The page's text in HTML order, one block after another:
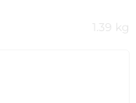
1.39 kg